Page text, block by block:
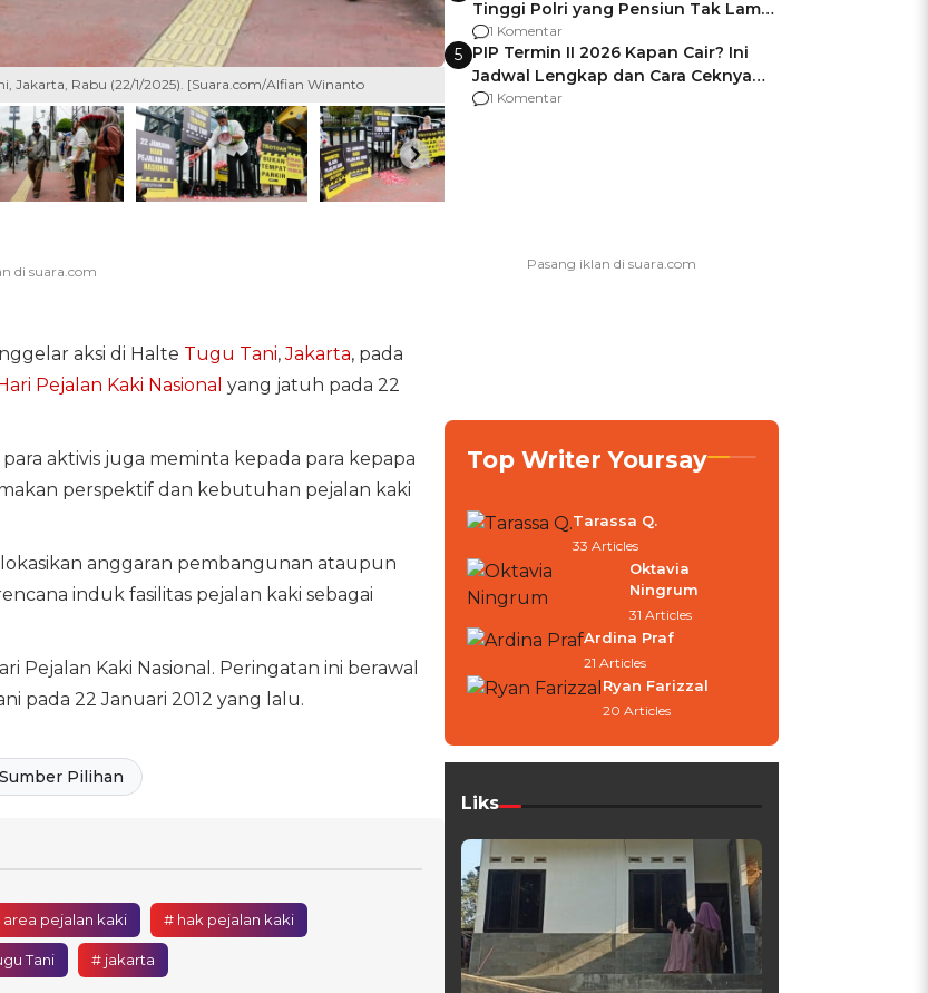
Jakarta, Rabu (22/1/2025). [Suara.com/Alfian Winanto
aksi di Halte Tugu Tani,Jakarta, pada
Hari Pejalan Kaki Nasional yang jatuh pada 22
aktivis juga meminta kepada para kepapa
perspektif dan kebutuhan pejalan kaki
anggaran pembangunan ataupun
induk fasilitas pejalan kaki sebagai
Pejalan Kaki Nasional. Peringatan ini berawal
pada 22 Januari 2012 yang lalu.
Pilihan
area pejalan kaki # hak pejalan kaki
Tani # jakarta
Tinggi Polri yang Pensiun Tak Lama
Usai Jadi Brigjen
1 Komentar
5 PIP Termin II 2026 Kapan Cair? Ini
Jadwal Lengkap dan Cara Ceknya
agar Dana Tidak Hangus!
1 Komentar
Top Writer Yoursay
Tarassa Q.
33 Articles
Oktavia
Ningrum
31 Articles
Ardina Praf
21 Articles
Ryan Farizzal
20 Articles
Liks